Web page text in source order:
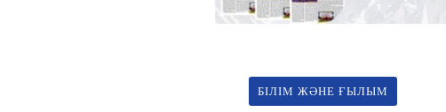
БІЛІМ ЖӘНЕ ҒЫЛЫМ